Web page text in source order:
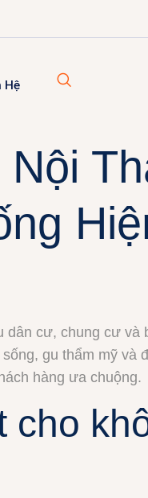
Hệ
dân cư, chung cư và
gu thẩm mỹ và
hàng ưa chuộng.
cho